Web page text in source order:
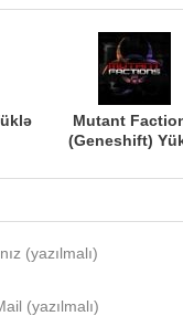
Mutant
(Geneshift)
(yazılmalı)
(yazılmalı)